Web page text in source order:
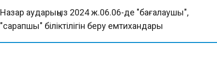
Назар аударыңыз 2024 ж.06.06-де "бағалаушы",
"сарапшы" біліктілігін беру емтихандары